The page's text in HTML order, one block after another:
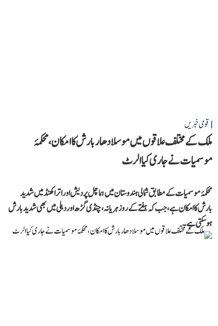
قومی خبریں
ملک کے مختلف علاقوں میں موسلادھار بارش کا امکان، محکمۂ
موسمیات نے جاری کیا الرٹ
محکمۂ موسمیات کے مطابق شمالی ہندوستان میں ہماچل پردیش اور اتراکھنڈ میں شدید
بارش کا امکان ہے، جب کہ ہفتے کے روز ہریانہ، چنڈی گڑھ اور دہلی میں بھی شدید بارش
ہوسکتی ہے۔